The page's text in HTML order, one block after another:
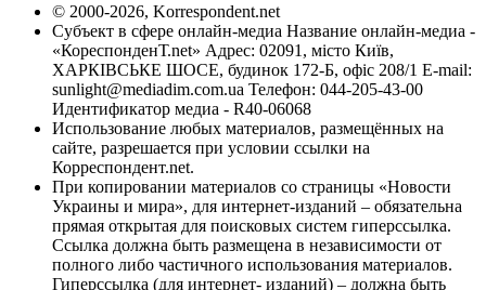
© 2000-2026, Korrespondent.net
Субъект в сфере онлайн-медиа Название онлайн-медиа -
«КореспонденТ.net» Адрес: 02091, місто Київ,
ХАРКІВСЬКЕ ШОСЕ, будинок 172-Б, офіс 208/1 E-mail:
sunlight@mediadim.com.ua Телефон: 044-205-43-00
Идентификатор медиа - R40-06068
Использование любых материалов, размещённых на
сайте, разрешается при условии ссылки на
Корреспондент.net.
При копировании материалов со страницы «Новости
Украины и мира», для интернет-изданий – обязательна
прямая открытая для поисковых систем гиперссылка.
Ссылка должна быть размещена в независимости от
полного либо частичного использования материалов.
Гиперссылка (для интернет- изданий) – должна быть